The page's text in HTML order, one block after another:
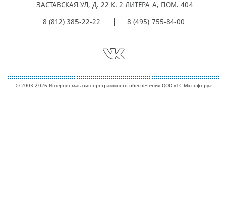
ЗАСТАВСКАЯ УЛ, Д. 22 К. 2 ЛИТЕРА А, ПОМ. 404
8 (812) 385-22-22 8 (495) 755-84-00
© 2003-2026 Интернет-магазин программного обеспечения ООО «1С-Мcсофт.ру»